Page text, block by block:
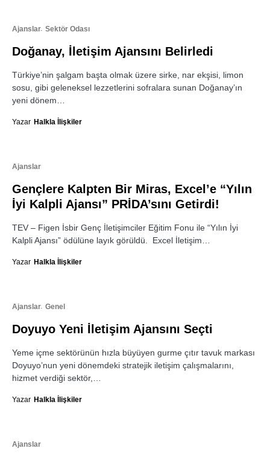
Ajanslar Sektör Odası
Doğanay, İletişim Ajansını Belirledi
Türkiye’nin şalgam başta olmak üzere sirke, nar ekşisi, limon
sosu, gibi geleneksel lezzetlerini sofralara sunan Doğanay’ın
yeni dönem…
Yazar Halkla İlişkiler
Ajanslar
Gençlere Kalpten Bir Miras, Excel’e “Yılın
İyi Kalpli Ajansı” PRİDA’sını Getirdi!
TEV – Figen İsbir Genç İletişimciler Eğitim Fonu ile “Yılın İyi
Kalpli Ajansı” ödülüne layık görüldü. Excel İletişim…
Yazar Halkla İlişkiler
Ajanslar Genel
Doyuyo Yeni İletişim Ajansını Seçti
Yeme içme sektörünün hızla büyüyen gurme çıtır tavuk markası
Doyuyo’nun yeni dönemdeki stratejik iletişim çalışmalarını,
hizmet verdiği sektör,…
Yazar Halkla İlişkiler
Ajanslar